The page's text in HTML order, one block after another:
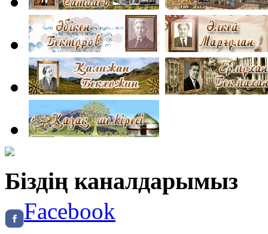
Біздің каналдарымыз
Facebook